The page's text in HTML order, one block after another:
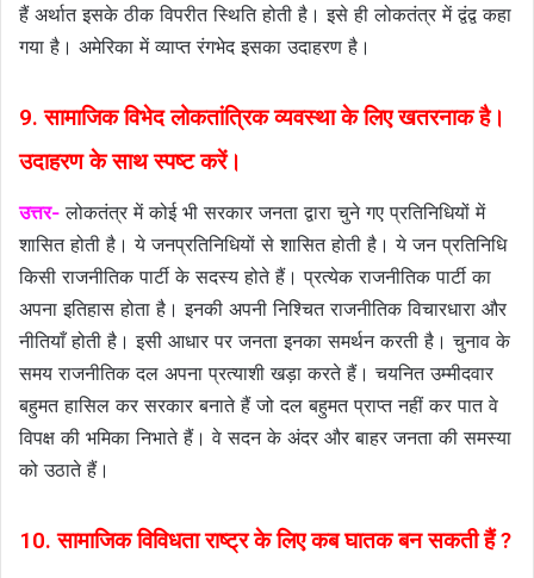
हैं अर्थात इसके ठीक विपरीत स्थिति होती है। इसे ही लोकतंत्र में द्वंद्व कहा
गया है। अमेरिका में व्याप्त रंगभेद इसका उदाहरण है।
9. सामाजिक विभेद लोकतांत्रिक व्यवस्था के लिए खतरनाक है।
उदाहरण के साथ स्पष्ट करें।
उत्तर- लोकतंत्र में कोई भी सरकार जनता द्वारा चुने गए प्रतिनिधियों में
शासित होती है। ये जनप्रतिनिधियों से शासित होती है। ये जन प्रतिनिधि
किसी राजनीतिक पार्टी के सदस्य होते हैं। प्रत्येक राजनीतिक पार्टी का
अपना इतिहास होता है। इनकी अपनी निश्चित राजनीतिक विचारधारा और
नीतियाँ होती है। इसी आधार पर जनता इनका समर्थन करती है। चुनाव के
समय राजनीतिक दल अपना प्रत्याशी खड़ा करते हैं। चयनित उम्मीदवार
बहुमत हासिल कर सरकार बनाते हैं जो दल बहुमत प्राप्त नहीं कर पात वे
विपक्ष की भमिका निभाते हैं। वे सदन के अंदर और बाहर जनता की समस्या
को उठाते हैं।
10. सामाजिक विविधता राष्ट्र के लिए कब घातक बन सकती हैं ?